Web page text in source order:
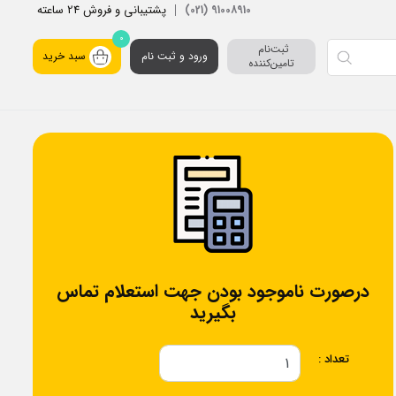
91008910 (021) پشتیبانی و فروش 24 ساعته
تامین‌کننده
ورود و ثبت نام
0
سبد خرید
درصورت ناموجود بودن جهت استعلام تماس
بگیرید
تعداد :